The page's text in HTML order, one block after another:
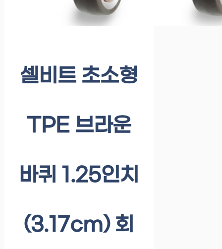
셀비트 초소형
TPE 브라운
바퀴 1.25인치
(3.17cm) 회